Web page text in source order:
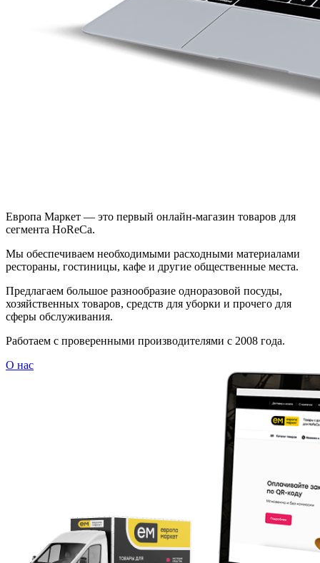
Европа Маркет — это первый онлайн-магазин товаров для
сегмента HoReCa.
Мы обеспечиваем необходимыми расходными материалами
рестораны, гостиницы, кафе и другие общественные места.
Предлагаем большое разнообразие одноразовой посуды,
хозяйственных товаров, средств для уборки и прочего для
сферы обслуживания.
Работаем с проверенными производителями с 2008 года.
О нас